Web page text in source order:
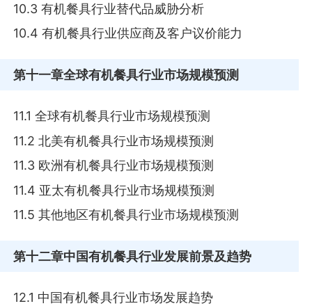
10.3 有机餐具行业替代品威胁分析
10.4 有机餐具行业供应商及客户议价能力
第十一章全球有机餐具行业市场规模预测
11.1 全球有机餐具行业市场规模预测
11.2 北美有机餐具行业市场规模预测
11.3 欧洲有机餐具行业市场规模预测
11.4 亚太有机餐具行业市场规模预测
11.5 其他地区有机餐具行业市场规模预测
第十二章中国有机餐具行业发展前景及趋势
12.1 中国有机餐具行业市场发展趋势